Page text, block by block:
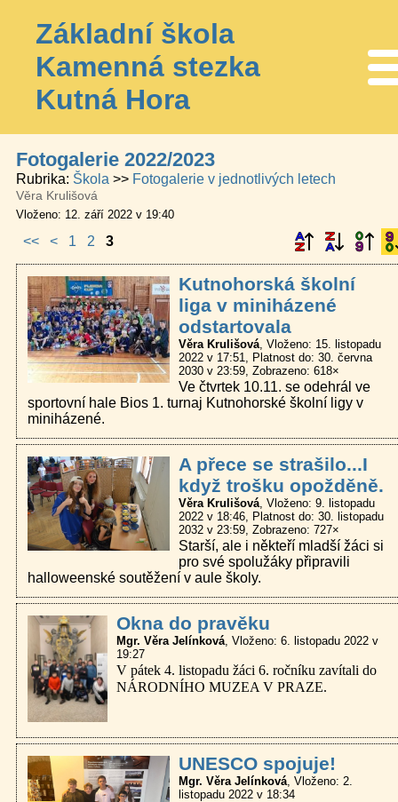
Základní škola
Kamenná stezka
Kutná Hora
Fotogalerie 2022/2023
Rubrika Škola Fotogalerie v jednotlivých letech
Věra Krulišová
Vloženo: 12. září 2022 v 19:40
<< < 1 2 3
Kutnohorská školní
liga v miniházené
odstartovala
Věra Krulišová Vloženo: 15. listopadu
2022 v 17:51
Platnost do: 30. června
2030 v 23:59 Zobrazeno: 618×
Ve čtvrtek 10.11. se odehrál ve
sportovní hale Bios 1. turnaj Kutnohorské školní ligy v
miniházené.
A přece se strašilo...I
když trošku opožděně.
Věra Krulišová Vloženo: 9. listopadu
2022 v 18:46
Platnost do: 30. listopadu
2032 v 23:59 Zobrazeno: 727×
Starší, ale i někteří mladší žáci si
pro své spolužáky připravili
halloweenské soutěžení v aule školy.
Okna do pravěku
Mgr. Věra Jelínková Vloženo: 6. listopadu 2022 v
19:27
V pátek 4. listopadu žáci 6. ročníku zavítali do
NÁRODNÍHO MUZEA V PRAZE.
UNESCO spojuje!
Mgr. Věra Jelínková Vloženo: 2.
listopadu 2022 v 18:34